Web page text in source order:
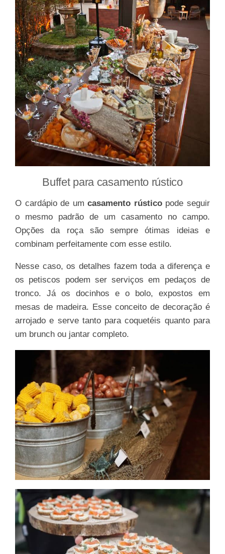
Buffet para casamento rústico
O cardápio de um casamento rústicopode seguir
o mesmo padrão de um casamento no campo.
Opções da roça são sempre ótimas ideias e
combinam perfeitamente com esse estilo.
Nesse caso, os detalhes fazem toda a diferença e
os petiscos podem ser serviços em pedaços de
tronco. Já os docinhos e o bolo, expostos em
mesas de madeira. Esse conceito de decoração é
arrojado e serve tanto para coquetéis quanto para
um brunch ou jantar completo.